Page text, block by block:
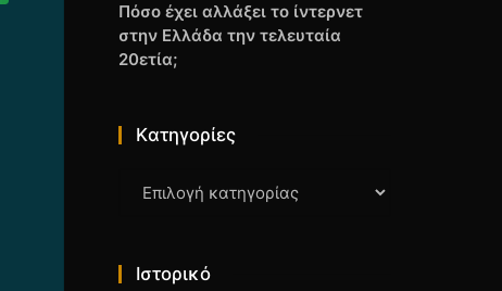
Πόσο έχει αλλάξει το ίντερνετ
στην Ελλάδα την τελευταία
20ετία;
Kατηγορίες
Kατηγορίες
Ιστορικό